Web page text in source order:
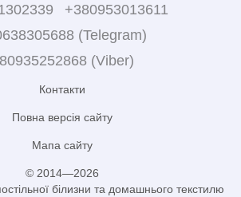
+380953013611
(Telegram)
(Viber)
Контакти
Повна версія сайту
Мапа сайту
© 2014—2026
білизни та домашнього текстилю